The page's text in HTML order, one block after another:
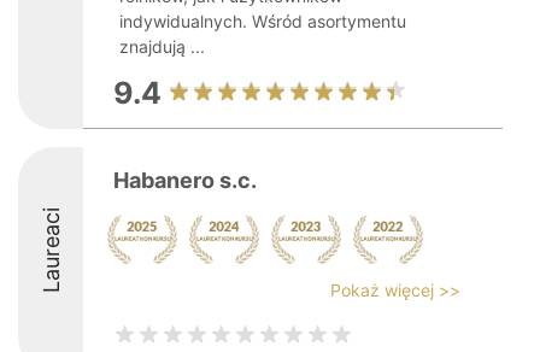
indywidualnych. Wśród asortymentu
znajdują ...
9.4
Laureaci
Habanero s.c.
Pokaż więcej >>